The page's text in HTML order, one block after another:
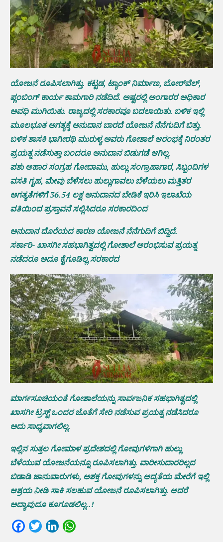
ಯೋಜನೆ ರೂಪಿಸಲಾಗಿತ್ತು. ಕಟ್ಟಡ, ಟ್ಯಾಂಕ್ ನಿರ್ಮಾಣ, ಬೋರ್‌ವೆಲ್,
ಪ್ಲಂಬಿಂಗ್ ಕಾರ್ಯ‌ ಕಾಮಗಾರಿ ನಡೆದಿದೆ. ಅಷ್ಟರಲ್ಲಿ ಅಂಗಾರರ ಅಧಿಕಾರ
ಅವಧಿ ಮುಗಿಯಿತು. ರಾಜ್ಯದಲ್ಲಿ ಸರಕಾರವೂ ಬದಲಾಯಿತು. ಬಳಿಕ ಇಲ್ಲಿ
ಮೂಲಭೂತ ಅಗತ್ಯಕ್ಕೆ ಅನುದಾನ ಬಾರದೆ ಯೋಜನೆ ನೆನೆಗುದಿಗೆ ಬಿತ್ತು.
ಬಳಿಕ ಶಾಸಕಿ ಭಾಗೀರಥಿ ಮುರುಳ್ಯ ಅವರು ಗೋಶಾಲೆ ಆರಂಭಕ್ಕೆ ನಿರಂತರ
ಪ್ರಯತ್ನ ನಡೆಸುತ್ತಾ ಬಂದರೂ ಅನುದಾನ ಬಿಡುಗಡೆ ಆಗಿಲ್ಲ.
ಪಶು ಆಹಾರ ಸಂಗ್ರಹ ಗೋದಾಮು, ಹುಲ್ಲು ಸಂಗ್ರಾಹಾಗಾರ, ಸಿಬ್ಬಂದಿಗಳ
ವಸತಿ ಗೃಹ, ಮೇವು ಬೆಳೆಸಲು ಹುಲ್ಲುಗಾವಲು ಬೆಳೆಯಲು ಮತ್ತಿತರ
ಅಗತ್ಯತೆಗಳಿಗೆ 36.54 ಲಕ್ಷ ಅನುದಾನದ ಬೇಡಿಕೆ ಇರಿಸಿ ಇಲಾಖೆಯ
ವತಿಯಿಂದ ಪ್ರಸ್ತಾವನೆ ಸಲ್ಲಿಸಿದರೂ ಸರಕಾರದಿಂದ
ಅನುದಾನ ದೊರೆಯದ ಕಾರಣ ಯೋಜನೆ ನೆನೆಗುದಿಗೆ ಬಿದ್ದಿದೆ.
ಸರ್ಕಾರಿ- ಖಾಸಗೀ ಸಹಭಾಗಿತ್ವದಲ್ಲಿ ಗೋಶಾಲೆ ಆರಂಭಿಸುವ ಪ್ರಯತ್ನ
ನಡೆದರೂ ಅದೂ ಕೈಗೂಡಿಲ್ಲ.ಸರಕಾರದ
ಮಾರ್ಗಸೂಚಿಯಂತೆ ಗೋಶಾಲೆಯನ್ನು ಸಾರ್ವಜನಿಕ ಸಹಭಾಗಿತ್ವದಲ್ಲಿ
ಖಾಸಗೀ ಟ್ರಸ್ಟ್ ಒಂದರ ಜೊತೆಗೆ ಸೇರಿ ನಡೆಸುವ ಪ್ರಯತ್ನ ನಡೆಸಿದರೂ
ಅದು ಸಾಧ್ಯವಾಗಲಿಲ್ಲ.
ಇಲ್ಲಿನ ಸುತ್ತಲ ಗೋಮಾಳ ಪ್ರದೇಶದಲ್ಲಿ ಗೋವುಗಳಿಗಾಗಿ ಹುಲ್ಲು
ಬೆಳೆಯುವ ಯೋಜನೆಯನ್ನೂ ರೂಪಿಸಲಾಗಿತ್ತು. ವಾರೀಸುದಾರರಿಲ್ಲದ
ಬಿಡಾಡಿ ಜಾನುವಾರುಗಳು, ಅಶಕ್ತ ಗೋವುಗಳನ್ನು ಆದ್ಯತೆಯ ಮೇರೆಗೆ ಇಲ್ಲಿ
ಆಶ್ರಯ ನೀಡಿ ಸಾಕಿ ಸಲಹುವ ಯೋಜನೆ ರೂಪಿಸಲಾಗಿತ್ತು. ಆದರೆ
ಅದ್ಯಾವುದೂ ಕೂಗೂಡಲಿಲ್ಲ..!
FacebookTwitterLinkedIn